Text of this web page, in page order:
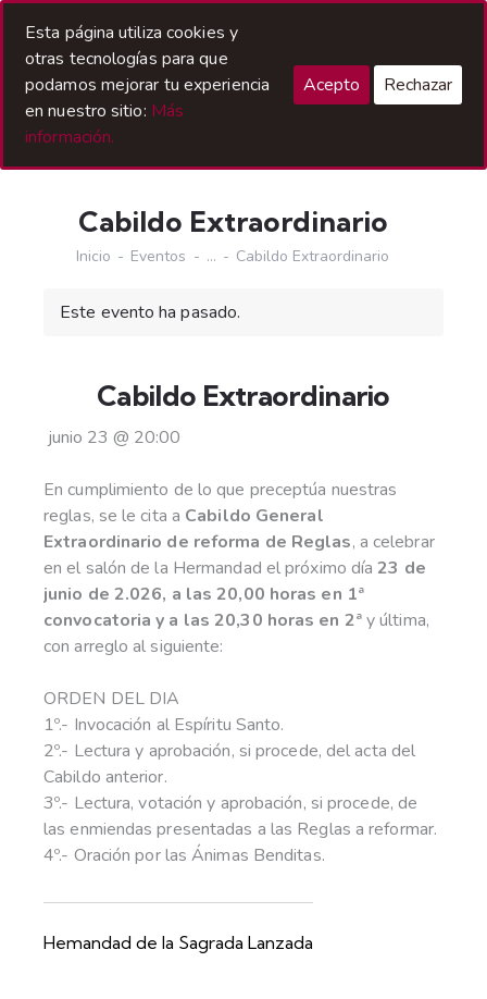
Cabildo Extraordinario
Inicio Eventos ... Cabildo Extraordinario
Este evento ha pasado.
Cabildo Extraordinario
junio 23 @ 20:00
En cumplimiento de lo que preceptúa nuestras
reglas, se le cita a Cabildo General
Extraordinario de reforma de Reglas, a celebrar
en el salón de la Hermandad el próximo día23 de
junio de 2.026, a las 20,00 horas en 1ª
convocatoria y a las 20,30 horas en 2ªy última,
con arreglo al siguiente:
ORDEN DEL DIA
1º.- Invocación al Espíritu Santo.
2º.- Lectura y aprobación, si procede, del acta del
Cabildo anterior.
3º.- Lectura, votación y aprobación, si procede, de
las enmiendas presentadas a las Reglas a reformar.
4º.- Oración por las Ánimas Benditas.
Hemandad de la Sagrada Lanzada
Esta página utiliza cookies y
otras tecnologías para que
podamos mejorar tu experiencia
en nuestro sitio: Más
información.
Acepto Rechazar